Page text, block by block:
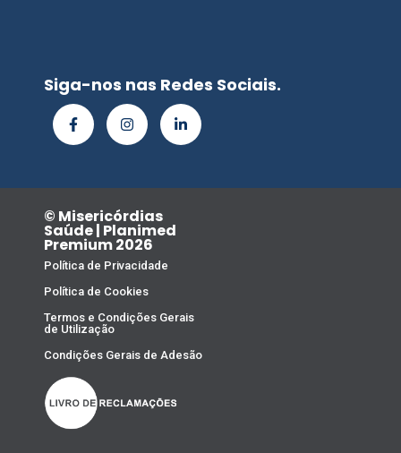
Siga-nos nas Redes Sociais.
© Misericórdias
Saúde | Planimed
Premium 2026
Política de Privacidade
Política de Cookies
Termos e Condições Gerais
de Utilização
Condições Gerais de Adesão